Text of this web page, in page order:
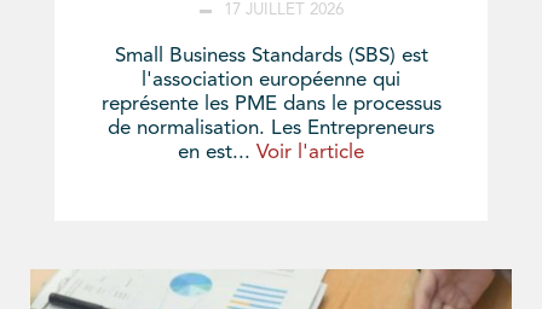
17 JUILLET 2026
Small Business Standards (SBS) est
l'association européenne qui
représente les PME dans le processus
de normalisation. Les Entrepreneurs
en est... Voir l'article